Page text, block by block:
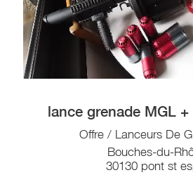
lance grenade MGL
Offre / Lanceurs De
Bouches-du-
30130 pont st